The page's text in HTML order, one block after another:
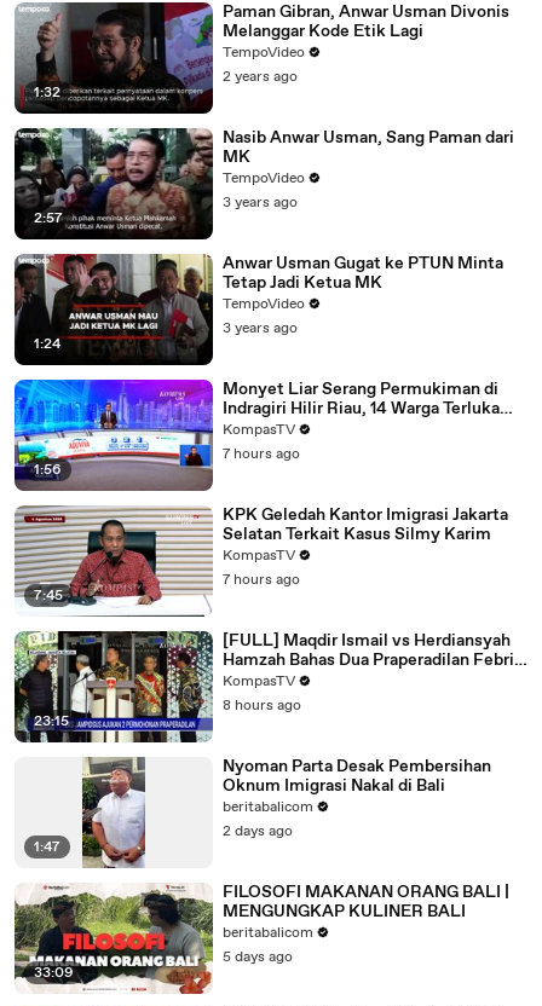
1:32
Paman Gibran, Anwar Usman Divonis
Melanggar Kode Etik Lagi
TempoVideo
2 years ago
2:57
Nasib Anwar Usman, Sang Paman dari
MK
TempoVideo
3 years ago
1:24
Anwar Usman Gugat ke PTUN Minta
Tetap Jadi Ketua MK
TempoVideo
3 years ago
1:56
Monyet Liar Serang Permukiman di
Indragiri Hilir Riau, 14 Warga Terluka
dalam Sepekan | KOMPAS MALAM
KompasTV
7 hours ago
7:45
KPK Geledah Kantor Imigrasi Jakarta
Selatan Terkait Kasus Silmy Karim
KompasTV
7 hours ago
23:15
[FULL] Maqdir Ismail vs Herdiansyah
Hamzah Bahas Dua Praperadilan Febrie
Adriansyah | SAPA MALAM
KompasTV
8 hours ago
1:47
Nyoman Parta Desak Pembersihan
Oknum Imigrasi Nakal di Bali
beritabalicom
2 days ago
33:09
FILOSOFI MAKANAN ORANG BALI |
MENGUNGKAP KULINER BALI
beritabalicom
5 days ago